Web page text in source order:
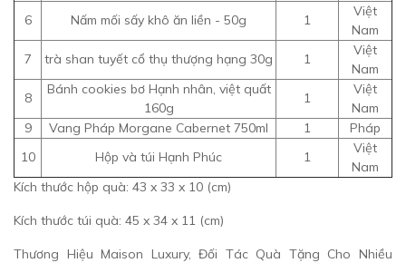
6
Nấm mối sấy khô ăn liền - 50g 1
Việt
Nam
7
trà shan tuyết cổ thụ thượng hạng 30g 1
Việt
Nam
8
Bánh cookies bơ Hạnh nhân, việt quất
160g
1
Việt
Nam
9
Vang Pháp Morgane Cabernet 750ml 1
Pháp
10
Hộp và túi Hạnh Phúc 1
Việt
Nam
Kích thước hộp quà: 43 x 33 x 10 (cm)
Kích thước túi quà: 45 x 34 x 11 (cm)
Thương Hiệu Maison Luxury, Đối Tác Quà Tặng Cho Nhiều